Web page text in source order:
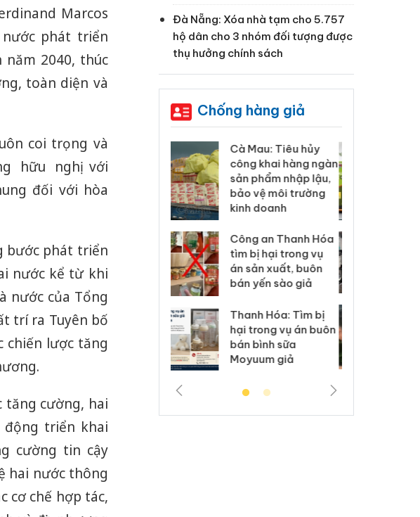
Marcos
phát triển
2040, thúc
toàn diện và
coi trọng và
hữu nghị với
đối với hòa
bước phát triển
nước kể từ khi
nước của Tổng
trí ra Tuyên bố
chiến lược tăng
tăng cường, hai
triển khai
cường tin cậy
hai nước thông
cơ chế hợp tác,
Đà Nẵng: Xóa nhà tạm cho 5.757
hộ dân cho 3 nhóm đối tượng được
thụ hưởng chính sách
Chống hàng giả
Cà Mau: Tiêu hủy
công khai hàng ngàn
sản phẩm nhập lậu,
bảo vệ môi trường
tìm bị hại trong vụ
án sản xuất, buôn
bán yến sào giả
Thanh Hóa: Tìm bị
hại trong vụ án buôn
bán bình sữa
Khẩn trương xác
minh, xử lý sản phẩm
Slimaura Care x3 sử
dụng giấy phép giả
mạo
Lào Cai xử lý 83 vụ vi
phạm thương mại
trong tháng 7
Hưng Yên: Xử lý 6 hộ
kinh doanh bán hàng
giả mạo nhãn hiệu
Adidas, Nike